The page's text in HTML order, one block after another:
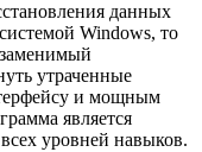
данных
Windows, то
утраченные
и мощным
является
уровней навыков.